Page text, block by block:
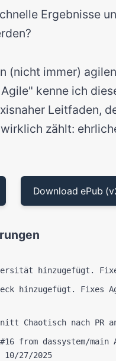
Ergebnisse
(nicht immer)
kenne ich
Leitfaden,
zählt:
Download ePub
hinzugefügt.
hinzugefügt. Fixes
Chaotisch nach PR
from dassystem/main
10/27/2025